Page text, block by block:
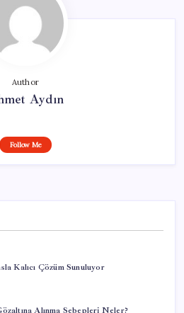
Author
Aydın
Follow Me
Kalıcı Çözüm Sunuluyor
Alınma Sebepleri Neler?